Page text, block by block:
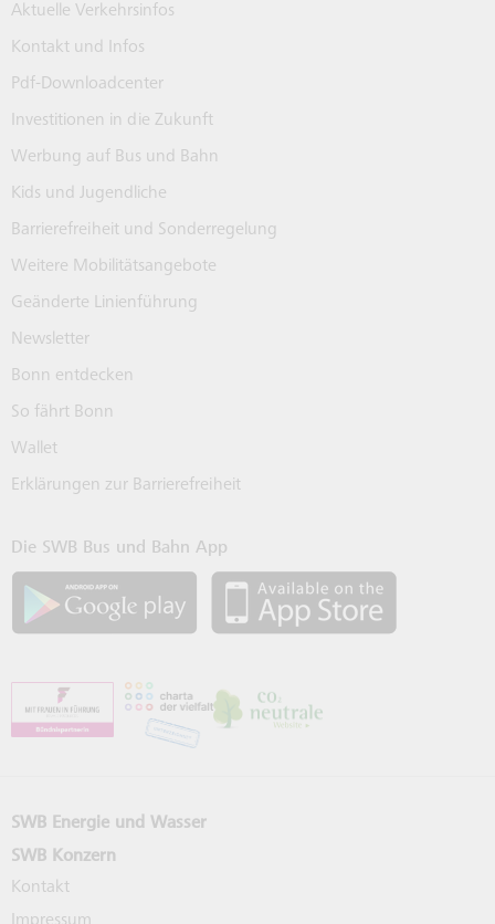
Aktuelle Verkehrsinfos
Kontakt und Infos
Pdf-Downloadcenter
Investitionen in die Zukunft
Werbung auf Bus und Bahn
Kids und Jugendliche
Barrierefreiheit und Sonderregelung
Weitere Mobilitätsangebote
Geänderte Linienführung
Newsletter
Bonn entdecken
So fährt Bonn
Wallet
Erklärungen zur Barrierefreiheit
Die SWB Bus und Bahn App
SWB App bei Google Play laden
SWB Energie und Wasser
SWB Konzern
Kontakt
Impressum